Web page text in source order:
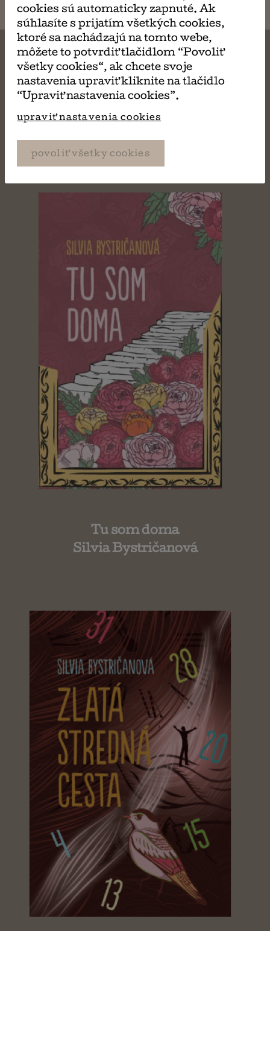
MÔŽE SA VÁM TIEŽ
PÁČIŤ
Tu som doma
Silvia Bystričanová
cookies sú automaticky zapnuté. Ak
súhlasíte s prijatím všetkých cookies,
ktoré sa nachádzajú na tomto webe,
môžete to potvrdiť tlačidlom “Povoliť
všetky cookies“, ak chcete svoje
nastavenia upraviť kliknite na tlačidlo
“Upraviť nastavenia cookies”.
upraviť nastavenia cookies
povoliť všetky cookies